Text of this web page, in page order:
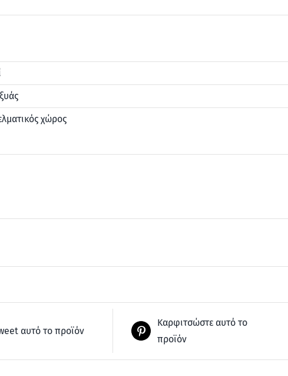
χώρος
αυτό το προϊόν
Καρφιτσώστε αυτό το
προϊόν